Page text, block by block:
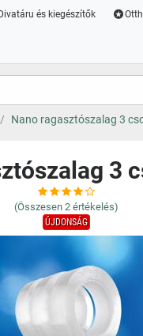
Divatáru és kiegészítők
Nano ragasztószalag 3
3
(Összesen 2 értékelés)
ÚJDONSÁG